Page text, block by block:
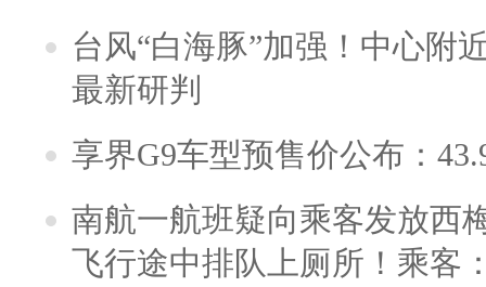
台风“白海豚”加强！中心附
最新研判
享界G9车型预售价公布：
南航一航班疑向乘客发放西
飞行途中排队上厕所！乘客